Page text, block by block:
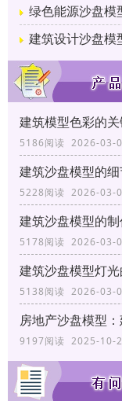
绿色能源沙盘模
建筑设计沙盘模
建筑模型色彩的
5186阅读 2026-03-
建筑沙盘模型的
5228阅读 2026-03-
建筑沙盘模型的
5178阅读 2026-03-
建筑沙盘模型灯
5138阅读 2026-03-
房地产沙盘模型
9197阅读 2025-10-